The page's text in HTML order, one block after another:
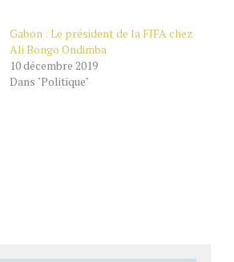
Gabon : Le président de la FIFA chez
Ali Bongo Ondimba
10 décembre 2019
Dans "Politique"